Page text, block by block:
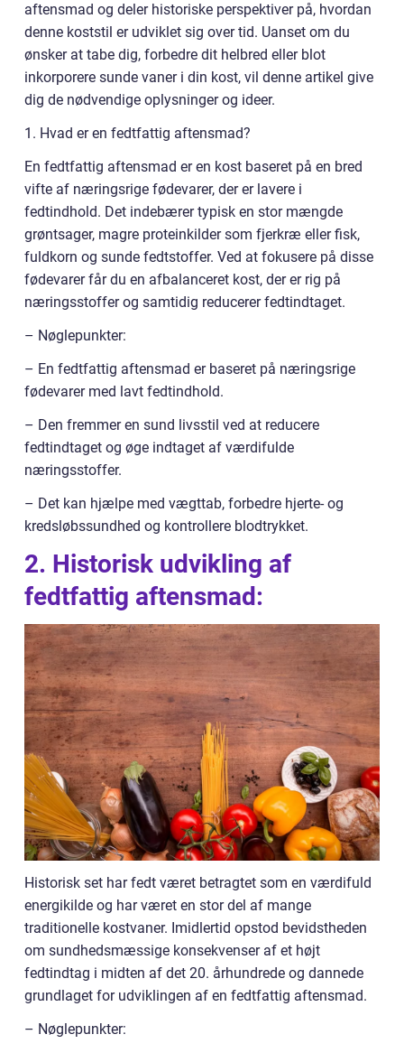
aftensmad og deler historiske perspektiver på, hvordan
denne koststil er udviklet sig over tid. Uanset om du
ønsker at tabe dig, forbedre dit helbred eller blot
inkorporere sunde vaner i din kost, vil denne artikel give
dig de nødvendige oplysninger og ideer.
1. Hvad er en fedtfattig aftensmad?
En fedtfattig aftensmad er en kost baseret på en bred
vifte af næringsrige fødevarer, der er lavere i
fedtindhold. Det indebærer typisk en stor mængde
grøntsager, magre proteinkilder som fjerkræ eller fisk,
fuldkorn og sunde fedtstoffer. Ved at fokusere på disse
fødevarer får du en afbalanceret kost, der er rig på
næringsstoffer og samtidig reducerer fedtindtaget.
– Nøglepunkter:
– En fedtfattig aftensmad er baseret på næringsrige
fødevarer med lavt fedtindhold.
– Den fremmer en sund livsstil ved at reducere
fedtindtaget og øge indtaget af værdifulde
næringsstoffer.
– Det kan hjælpe med vægttab, forbedre hjerte- og
kredsløbssundhed og kontrollere blodtrykket.
2. Historisk udvikling af
fedtfattig aftensmad:
Historisk set har fedt været betragtet som en værdifuld
energikilde og har været en stor del af mange
traditionelle kostvaner. Imidlertid opstod bevidstheden
om sundhedsmæssige konsekvenser af et højt
fedtindtag i midten af det 20. århundrede og dannede
grundlaget for udviklingen af en fedtfattig aftensmad.
– Nøglepunkter: